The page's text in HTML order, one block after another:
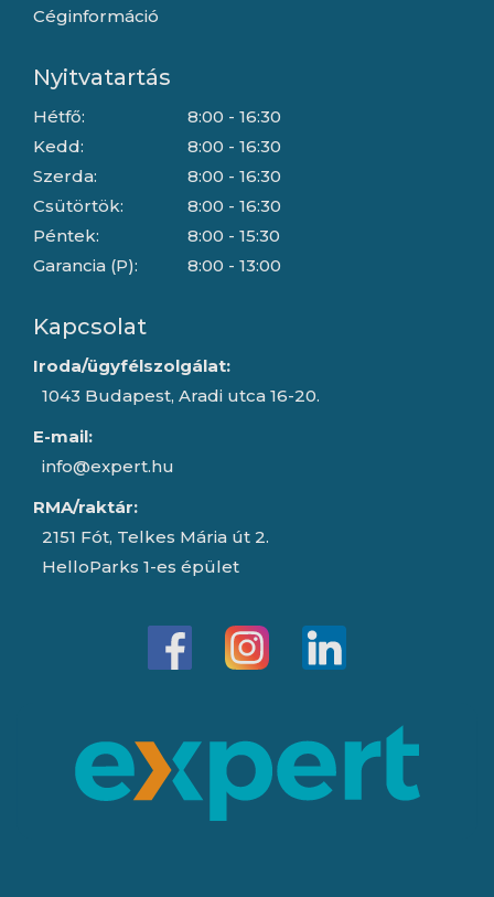
Céginformáció
Nyitvatartás
Hétfő:
Kedd:
Szerda:
Csütörtök:
Péntek:
Garancia (P):
8:00 - 16:30
8:00 - 16:30
8:00 - 16:30
8:00 - 16:30
8:00 - 15:30
8:00 - 13:00
Kapcsolat
Iroda/ügyfélszolgálat:
1043 Budapest, Aradi utca 16-20.
E-mail:
info@expert.hu
RMA/raktár:
2151 Fót, Telkes Mária út 2.
HelloParks 1-es épület